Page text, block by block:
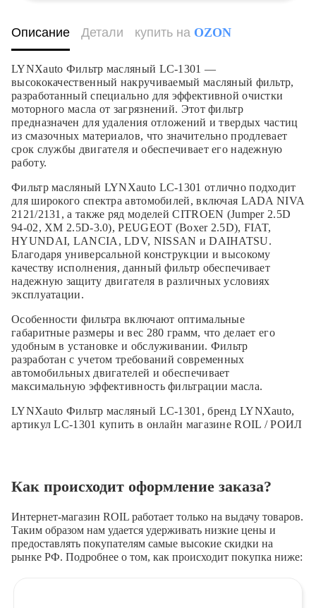
Описание Детали купить на OZON
LYNXauto Фильтр масляный LC-1301 —
высококачественный накручиваемый масляный фильтр,
разработанный специально для эффективной очистки
моторного масла от загрязнений. Этот фильтр
предназначен для удаления отложений и твердых частиц
из смазочных материалов, что значительно продлевает
срок службы двигателя и обеспечивает его надежную
работу.
Фильтр масляный LYNXauto LC-1301 отлично подходит
для широкого спектра автомобилей, включая LADA NIVA
2121/2131, а также ряд моделей CITROEN (Jumper 2.5D
94-02, XM 2.5D-3.0), PEUGEOT (Boxer 2.5D), FIAT,
HYUNDAI, LANCIA, LDV, NISSAN и DAIHATSU.
Благодаря универсальной конструкции и высокому
качеству исполнения, данный фильтр обеспечивает
надежную защиту двигателя в различных условиях
эксплуатации.
Особенности фильтра включают оптимальные
габаритные размеры и вес 280 грамм, что делает его
удобным в установке и обслуживании. Фильтр
разработан с учетом требований современных
автомобильных двигателей и обеспечивает
максимальную эффективность фильтрации масла.
LYNXauto Фильтр масляный LC-1301, бренд LYNXauto,
артикул LC-1301 купить в онлайн магазине ROIL / РОИЛ
Как происходит оформление заказа?
Интернет-магазин ROIL работает только на выдачу товаров.
Таким образом нам удается удерживать низкие цены и
предоставлять покупателям самые высокие скидки на
рынке РФ. Подробнее о том, как происходит покупка ниже: